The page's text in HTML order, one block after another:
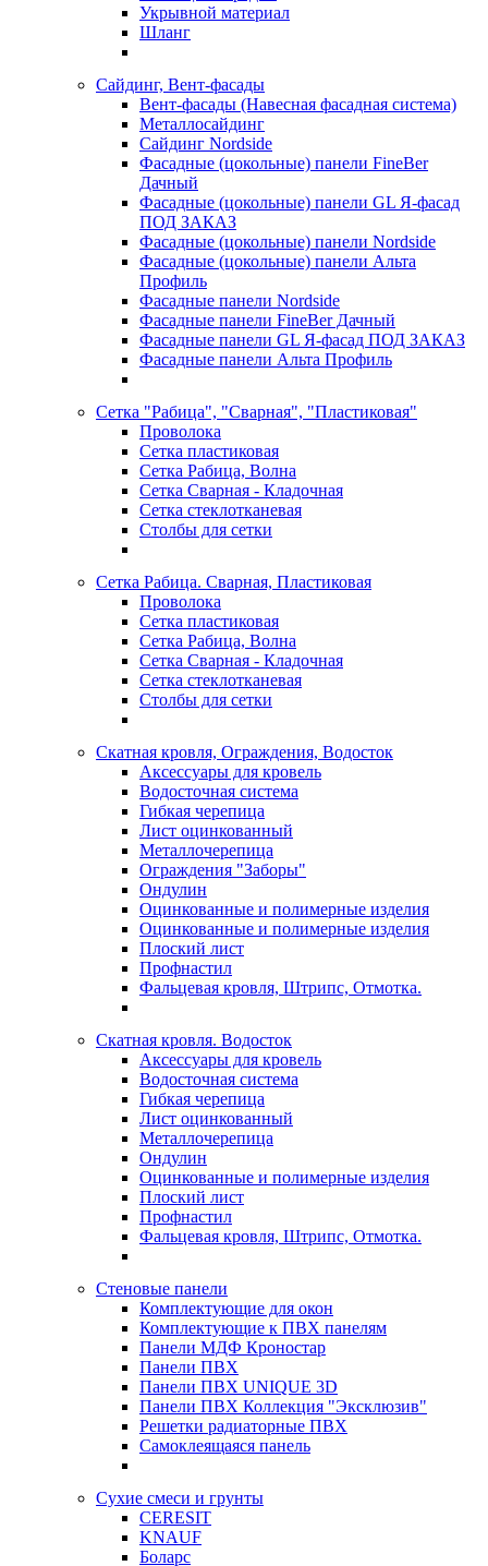
Укрывной материал
Шланг
Сайдинг, Вент-фасады
Вент-фасады (Навесная фасадная система)
Металлосайдинг
Сайдинг Nordside
Фасадные (цокольные) панели FineBer
Дачный
Фасадные (цокольные) панели GL Я-фасад
ПОД ЗАКАЗ
Фасадные (цокольные) панели Nordside
Фасадные (цокольные) панели Альта
Профиль
Фасадные панели Nordside
Фасадные панели FineBer Дачный
Фасадные панели GL Я-фасад ПОД ЗАКАЗ
Фасадные панели Альта Профиль
Сетка "Рабица", "Сварная", "Пластиковая"
Проволока
Сетка пластиковая
Сетка Рабица, Волна
Сетка Сварная - Кладочная
Сетка стеклотканевая
Столбы для сетки
Сетка Рабица. Сварная, Пластиковая
Проволока
Сетка пластиковая
Сетка Рабица, Волна
Сетка Сварная - Кладочная
Сетка стеклотканевая
Столбы для сетки
Скатная кровля, Ограждения, Водосток
Аксессуары для кровель
Водосточная система
Гибкая черепица
Лист оцинкованный
Металлочерепица
Ограждения "Заборы"
Ондулин
Оцинкованные и полимерные изделия
Оцинкованные и полимерные изделия
Плоский лист
Профнастил
Фальцевая кровля, Штрипс, Отмотка.
Скатная кровля. Водосток
Аксессуары для кровель
Водосточная система
Гибкая черепица
Лист оцинкованный
Металлочерепица
Ондулин
Оцинкованные и полимерные изделия
Плоский лист
Профнастил
Фальцевая кровля, Штрипс, Отмотка.
Стеновые панели
Комплектующие для окон
Комплектующие к ПВХ панелям
Панели МДФ Кроностар
Панели ПВХ
Панели ПВХ UNIQUE 3D
Панели ПВХ Коллекция "Эксклюзив"
Решетки радиаторные ПВХ
Самоклеящаяся панель
Сухие смеси и грунты
CERESIT
KNAUF
Боларс